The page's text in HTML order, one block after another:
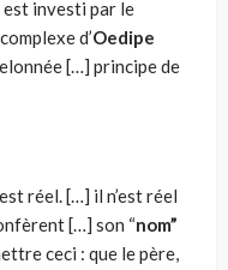
est investi par le
d’Oedipe
[…] principe de
réel. […] il n’est réel
[…] son “nom”
ceci : que le père,